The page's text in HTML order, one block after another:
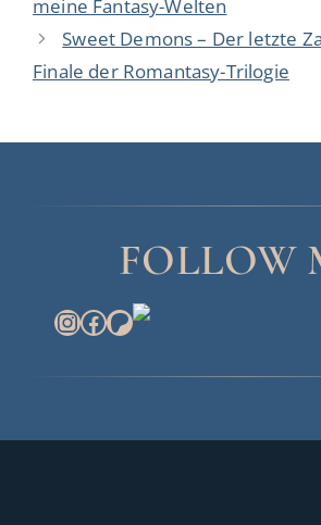
g
o
r
n
l
a
g
meine Fantasy-Welten
Sweet Demons – Der letzte
Finale der Romantasy-Trilogie
FOLLOW
INSTAGRAMFACEBOOK PATREON